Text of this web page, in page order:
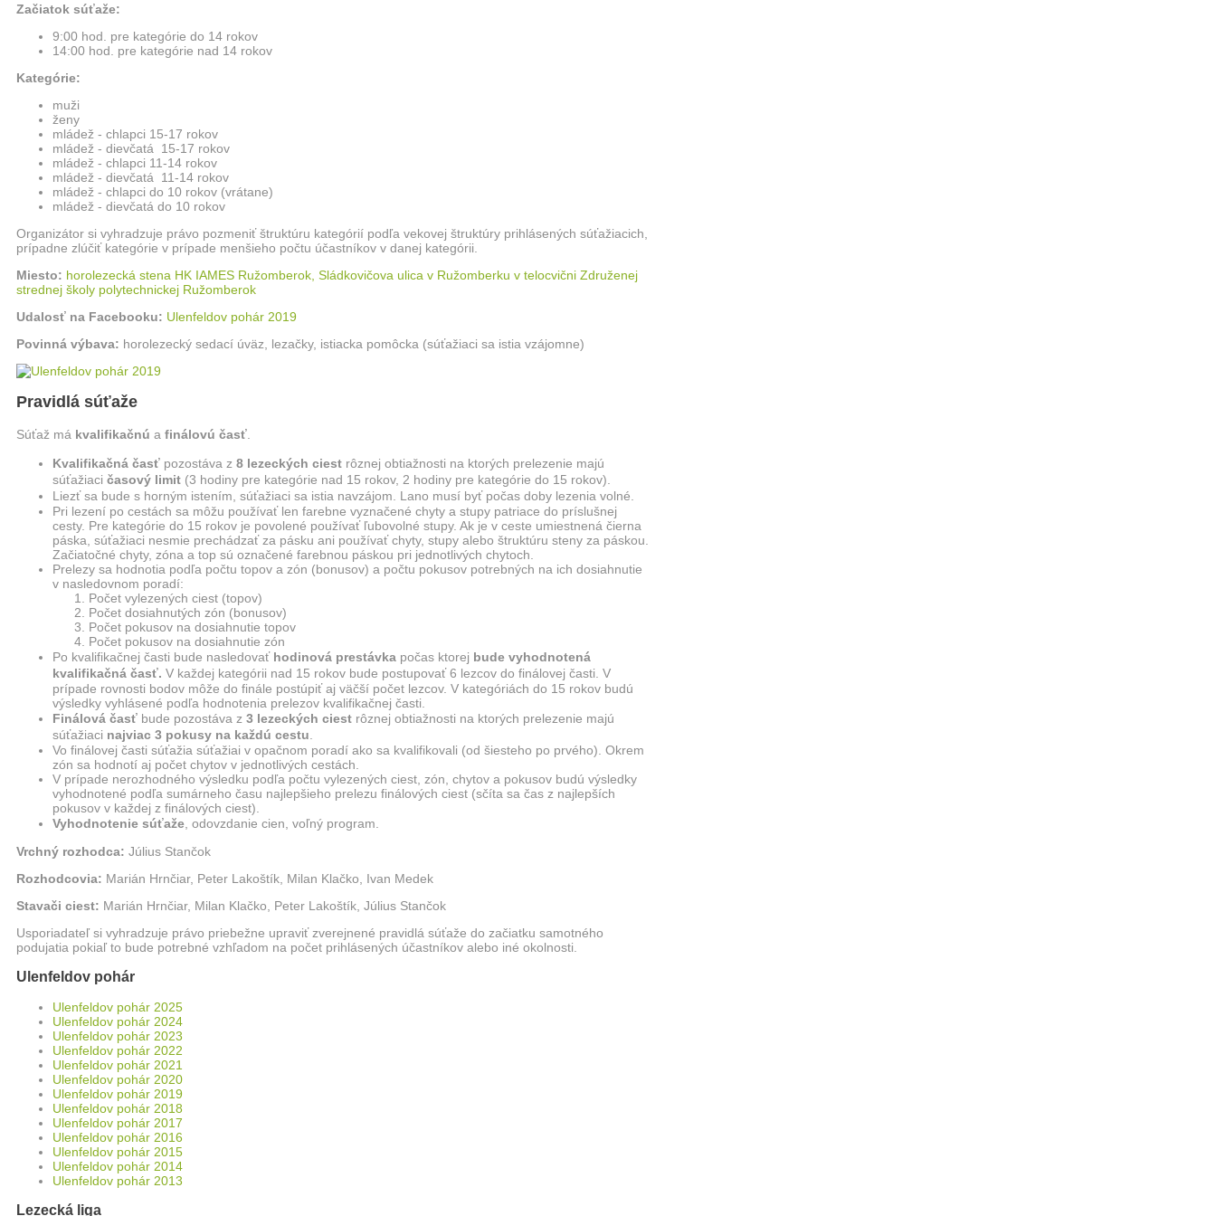
Začiatok súťaže:
9:00 hod. pre kategórie do 14 rokov
14:00 hod. pre kategórie nad 14 rokov
Kategórie:
muži
ženy
mládež - chlapci 15-17 rokov
mládež - dievčatá 15-17 rokov
mládež - chlapci 11-14 rokov
mládež - dievčatá 11-14 rokov
mládež - chlapci do 10 rokov (vrátane)
mládež - dievčatá do 10 rokov
Organizátor si vyhradzuje právo pozmeniť štruktúru kategórií podľa vekovej štruktúry prihlásených súťažiacich,
prípadne zlúčiť kategórie v prípade menšieho počtu účastníkov v danej kategórii.
Miesto: horolezecká stena HK IAMES Ružomberok, Sládkovičova ulica v Ružomberku v telocvični Združenej
strednej školy polytechnickej Ružomberok
Udalosť na Facebooku: Ulenfeldov pohár 2019
Povinná výbava: horolezecký sedací úväz, lezačky, istiacka pomôcka (súťažiaci sa istia vzájomne)
Pravidlá súťaže
Súťaž má kvalifikačnú a finálovú časť
Kvalifikačná časť pozostáva z 8 lezeckých ciest rôznej obtiažnosti na ktorých prelezenie majú
súťažiaci časový limit (3 hodiny pre kategórie nad 15 rokov, 2 hodiny pre kategórie do 15 rokov).
Liezť sa bude s horným istením, súťažiaci sa istia navzájom. Lano musí byť počas doby lezenia volné.
Pri lezení po cestách sa môžu používať len farebne vyznačené chyty a stupy patriace do príslušnej
cesty. Pre kategórie do 15 rokov je povolené používať ľubovolné stupy. Ak je v ceste umiestnená čierna
páska, súťažiaci nesmie prechádzať za pásku ani používať chyty, stupy alebo štruktúru steny za páskou.
Začiatočné chyty, zóna a top sú označené farebnou páskou pri jednotlivých chytoch.
Prelezy sa hodnotia podľa počtu topov a zón (bonusov) a počtu pokusov potrebných na ich dosiahnutie
v nasledovnom poradí:
Počet vylezených ciest (topov)
Počet dosiahnutých zón (bonusov)
Počet pokusov na dosiahnutie topov
Počet pokusov na dosiahnutie zón
Po kvalifikačnej časti bude nasledovať hodinová prestávka počas ktorej bude vyhodnotená
kvalifikačná časť. V každej kategórii nad 15 rokov bude postupovať 6 lezcov do finálovej časti. V
prípade rovnosti bodov môže do finále postúpiť aj väčší počet lezcov. V kategóriách do 15 rokov budú
výsledky vyhlásené podľa hodnotenia prelezov kvalifikačnej časti.
Finálová časť bude pozostáva z 3 lezeckých ciest rôznej obtiažnosti na ktorých prelezenie majú
súťažiaci najviac 3 pokusy na každú cestu
Vo finálovej časti súťažia súťažiai v opačnom poradí ako sa kvalifikovali (od šiesteho po prvého). Okrem
zón sa hodnotí aj počet chytov v jednotlivých cestách.
V prípade nerozhodného výsledku podľa počtu vylezených ciest, zón, chytov a pokusov budú výsledky
vyhodnotené podľa sumárneho času najlepšieho prelezu finálových ciest (sčíta sa čas z najlepších
pokusov v každej z finálových ciest).
Vyhodnotenie súťaže , odovzdanie cien, voľný program.
Vrchný rozhodca: Július Stančok
Rozhodcovia: Marián Hrnčiar, Peter Lakoštík, Milan Klačko, Ivan Medek
Stavači ciest: Marián Hrnčiar, Milan Klačko, Peter Lakoštík, Július Stančok
Usporiadateľ si vyhradzuje právo priebežne upraviť zverejnené pravidlá súťaže do začiatku samotného
podujatia pokiaľ to bude potrebné vzhľadom na počet prihlásených účastníkov alebo iné okolnosti.
Ulenfeldov pohár
Ulenfeldov pohár 2025
Ulenfeldov pohár 2024
Ulenfeldov pohár 2023
Ulenfeldov pohár 2022
Ulenfeldov pohár 2021
Ulenfeldov pohár 2020
Ulenfeldov pohár 2019
Ulenfeldov pohár 2018
Ulenfeldov pohár 2017
Ulenfeldov pohár 2016
Ulenfeldov pohár 2015
Ulenfeldov pohár 2014
Ulenfeldov pohár 2013
Lezecká liga